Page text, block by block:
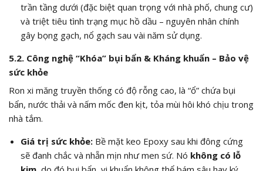
trần tầng dưới (đặc biệt quan trọng với nhà phố, chung cư)
và triệt tiêu tình trạng mục hồ dầu – nguyên nhân chính
gây bọng gạch, nổ gạch sau vài năm sử dụng.
5.2. Công nghệ “Khóa” bụi bẩn & Kháng khuẩn – Bảo vệ
sức khỏe
Ron xi măng truyền thống có độ rỗng cao, là “ổ” chứa bụi
bẩn, nước thải và nấm mốc đen kịt, tỏa mùi hôi khó chịu trong
nhà tắm.
Giá trị sức khỏe:Bề mặt keo Epoxy sau khi đông cứng
sẽ đanh chắc và nhẵn mịn như men sứ. Nó không có lỗ